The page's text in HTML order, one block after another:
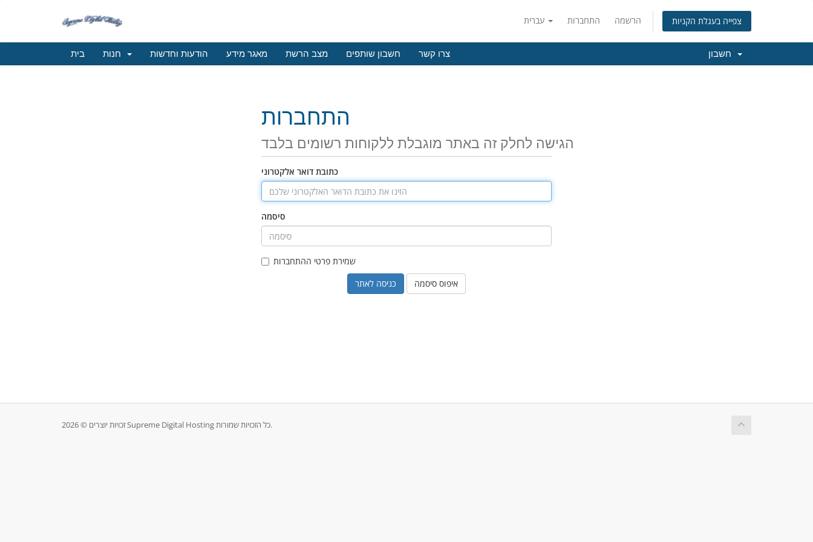
התחברות הרשמה צפייה בעגלת הקניות
בית הודעות וחדשות מאגר מידע מצב הרשת חשבון שותפים צרו קשר
התחברות
הגישה לחלק זה באתר מוגבלת ללקוחות רשומים בלבד
כתובת דואר אלקטרוני
סיסמה
שמירת פרטי ההתחברות
איפוס סיסמה
זכויות יוצרים © 2026 Supreme Digital Hosting כל הזכויות שמורות.